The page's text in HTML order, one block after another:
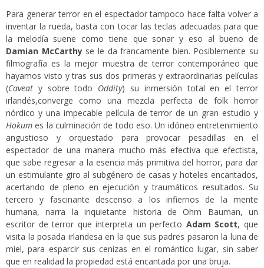
Para generar terror en el espectador tampoco hace falta volver a
inventar la rueda, basta con tocar las teclas adecuadas para que
la melodía suene como tiene que sonar y eso al bueno de
Damian McCarthyse le da francamente bien. Posiblemente su
filmografía es la mejor muestra de terror contemporáneo que
hayamos visto y tras sus dos primeras y extraordinarias películas
(Caveat y sobre todo Oddity) su inmersión total en el terror
irlandés,converge como una mezcla perfecta de folk horror
nórdico y una impecable película de terror de un gran estudio y
Hokum es la culminación de todo eso. Un idóneo entretenimiento
angustioso y orquestado para provocar pesadillas en el
espectador de una manera mucho más efectiva que efectista,
que sabe regresar a la esencia más primitiva del horror, para dar
un estimulante giro al subgénero de casas y hoteles encantados,
acertando de pleno en ejecución y traumáticos resultados. Su
tercero y fascinante descenso a los infiernos de la mente
humana, narra la inquietante historia de Ohm Bauman, un
escritor de terror que interpreta un perfecto Adam Scott, que
visita la posada irlandesa en la que sus padres pasaron la luna de
miel, para esparcir sus cenizas en el romántico lugar, sin saber
que en realidad la propiedad está encantada por una bruja.